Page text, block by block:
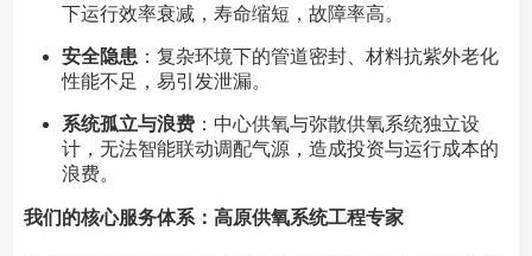
下运行效率衰减，寿命缩短，故障率高。
安全隐患 ：复杂环境下的管道密封、材料抗紫外老化
性能不足，易引发泄漏。
系统孤立与浪费：中心供氧与弥散供氧系统独立设
计，无法智能联动调配气源，造成投资与运行成本的
浪费。
我们的核心服务体系：高原供氧系统工程专家